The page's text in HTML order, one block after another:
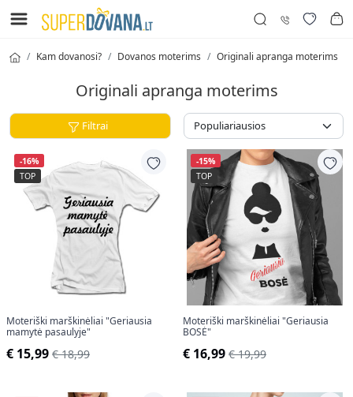
Kam dovanosi? Dovanos moterims Originali apranga moterims
Originali apranga moterims
Filtrai
-16%
TOP
Moteriški marškinėliai "Geriausia
mamytė pasaulyje"
€ 15,99 € 18,99
-15%
TOP
Moteriški marškinėliai "Geriausia
BOSĖ"
€ 16,99 € 19,99